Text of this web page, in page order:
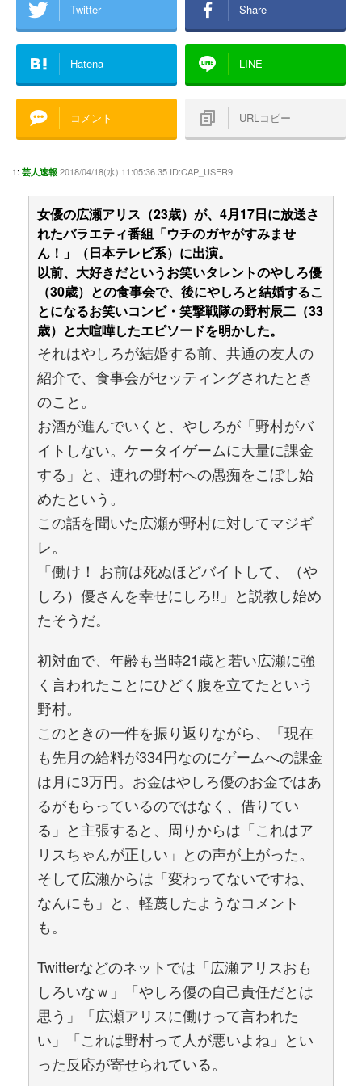
Twitter Share
Hatena LINE
コメント URLコピー
1: 芸人速報 2018/04/18(水) 11:05:36.35 ID:CAP_USER9
女優の広瀬アリス（23歳）が、4月17日に放送さ
れたバラエティ番組「ウチのガヤがすみませ
ん！」（日本テレビ系）に出演。
以前、大好きだというお笑いタレントのやしろ優
（30歳）との食事会で、後にやしろと結婚するこ
とになるお笑いコンビ・笑撃戦隊の野村辰二（33
歳）と大喧嘩したエピソードを明かした。
それはやしろが結婚する前、共通の友人の
紹介で、食事会がセッティングされたとき
のこと。
お酒が進んでいくと、やしろが「野村がバ
イトしない。ケータイゲームに大量に課金
する」と、連れの野村への愚痴をこぼし始
めたという。
この話を聞いた広瀬が野村に対してマジギ
レ。
「働け！ お前は死ぬほどバイトして、（や
しろ）優さんを幸せにしろ!!」と説教し始め
たそうだ。
初対面で、年齢も当時21歳と若い広瀬に強
く言われたことにひどく腹を立てたという
野村。
このときの一件を振り返りながら、「現在
も先月の給料が334円なのにゲームへの課金
は月に3万円。お金はやしろ優のお金ではあ
るがもらっているのではなく、借りてい
る」と主張すると、周りからは「これはア
リスちゃんが正しい」との声が上がった。
そして広瀬からは「変わってないですね、
なんにも」と、軽蔑したようなコメント
も。
Twitterなどのネットでは「広瀬アリスおも
しろいなｗ」「やしろ優の自己責任だとは
思う」「広瀬アリスに働けって言われた
い」「これは野村って人が悪いよね」とい
った反応が寄せられている。